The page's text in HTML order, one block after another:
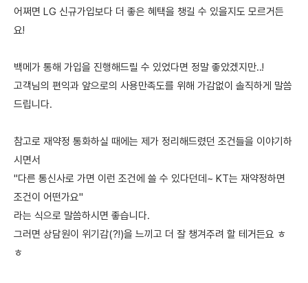
어쩌면 LG 신규가입보다 더 좋은 혜택을 챙길 수 있을지도 모르거든
요!
백메가 통해 가입을 진행해드릴 수 있었다면 정말 좋았겠지만..!
고객님의 편익과 앞으로의 사용만족도를 위해 가감없이 솔직하게 말씀
드립니다.
참고로 재약정 통화하실 때에는 제가 정리해드렸던 조건들을 이야기하
시면서
"다른 통신사로 가면 이런 조건에 쓸 수 있다던데~ KT는 재약정하면
조건이 어떤가요"
라는 식으로 말씀하시면 좋습니다.
그러면 상담원이 위기감(?!)을 느끼고 더 잘 챙겨주려 할 테거든요 ㅎ
ㅎ